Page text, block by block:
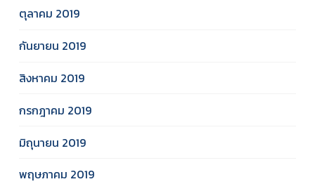
ตุลาคม 2019
กันยายน 2019
สิงหาคม 2019
กรกฎาคม 2019
มิถุนายน 2019
พฤษภาคม 2019